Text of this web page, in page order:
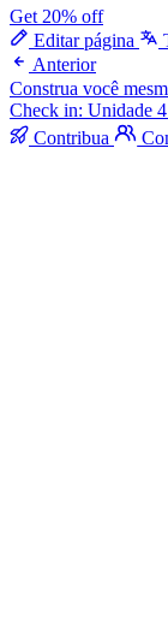
Get 20% off
Editar página
Anterior
Construa você
Check in: Unidade
Contribua